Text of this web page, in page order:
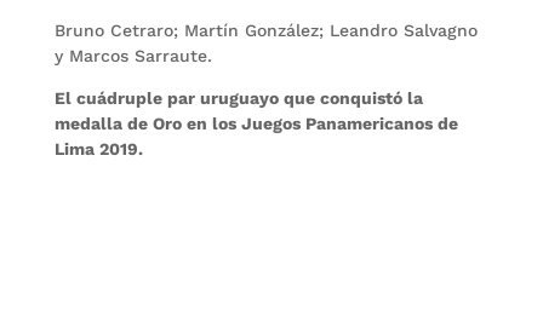
Bruno Cetraro; Martín González; Leandro Salvagno
y Marcos Sarraute.
El cuádruple par uruguayo que conquistó la
medalla de Oro en los Juegos Panamericanos de
Lima 2019.